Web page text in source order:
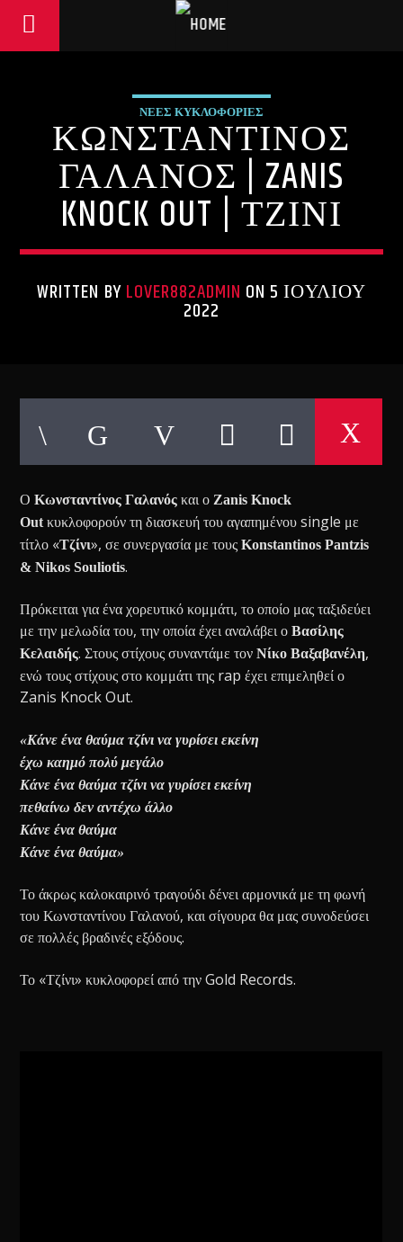
ΝΕΕΣ ΚΥΚΛΟΦΟΡΙΕΣ
ΚΩΝΣΤΑΝΤΙΝΟΣ
ΓΑΛΑΝΟΣ | ZANIS
KNOCK OUT | ΤΖΙΝΙ
WRITTEN BYLOVER882ADMIN ON 5 ΙΟΥΛΊΟΥ
2022
ΟΚωνσταντίνος Γαλανόςκαι ο Zanis Knock
Outκυκλοφορούν τη διασκευή του αγαπημένου single με
τίτλο «Τζίνι», σε συνεργασία με τουςKonstantinos Pantzis
& Nikos Souliotis.
Πρόκειται για ένα χορευτικό κομμάτι, το οποίο μας ταξιδεύει
με την μελωδία του, την οποία έχει αναλάβει οΒασίλης
Κελαιδής. Στους στίχους συναντάμε τονΝίκο Βαξαβανέλη,
ενώ τους στίχους στο κομμάτι της rap έχει επιμεληθεί ο
Zanis Knock Out.
«Κάνε ένα θαύμα τζίνι να γυρίσει εκείνη
έχω καημό πολύ μεγάλο
Κάνε ένα θαύμα τζίνι να γυρίσει εκείνη
πεθαίνω δεν αντέχω άλλο
Κάνε ένα θαύμα
Κάνε ένα θαύμα»
Το άκρως καλοκαιρινό τραγούδι δένει αρμονικά με τη φωνή
του Κωνσταντίνου Γαλανού, και σίγουρα θα μας συνοδεύσει
σε πολλές βραδινές εξόδους.
Το «Τζίνι» κυκλοφορεί από την Gold Records.